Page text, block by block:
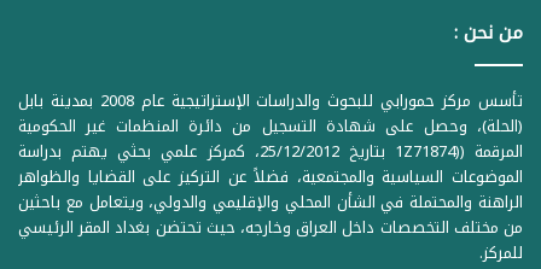
من نحن :
تأسس مركز حمورابي للبحوث والدراسات الإستراتيجية عام 2008 بمدينة بابل
(الحلة)، وحصل على شهادة التسجيل من دائرة المنظمات غير الحكومية
المرقمة ((1Z71874 بتاريخ 25/12/2012، كمركز علمي بحثي يهتم بدراسة
الموضوعات السياسية والمجتمعية، فضلاً عن التركيز على القضايا والظواهر
الراهنة والمحتملة في الشأن المحلي والإقليمي والدولي، ويتعامل مع باحثين
من مختلف التخصصات داخل العراق وخارجه، حيث تحتضن بغداد المقر الرئيسي
للمركز.